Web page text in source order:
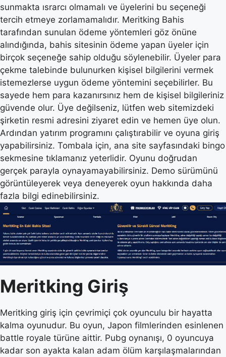
sunmakta ısrarcı olmamalı ve üyelerini bu seçeneği
tercih etmeye zorlamamalıdır. Meritking Bahis
tarafından sunulan ödeme yöntemleri göz önüne
alındığında, bahis sitesinin ödeme yapan üyeler için
birçok seçeneğe sahip olduğu söylenebilir. Üyeler para
çekme talebinde bulunurken kişisel bilgilerini vermek
istemezlerse uygun ödeme yöntemini seçebilirler. Bu
sayede hem para kazanırsınız hem de kişisel bilgileriniz
güvende olur. Üye değilseniz, lütfen web sitemizdeki
şirketin resmi adresini ziyaret edin ve hemen üye olun.
Ardından yatırım programını çalıştırabilir ve oyuna giriş
yapabilirsiniz. Tombala için, ana site sayfasındaki bingo
sekmesine tıklamanız yeterlidir. Oyunu doğrudan
gerçek parayla oynayamayabilirsiniz. Demo sürümünü
görüntüleyerek veya deneyerek oyun hakkında daha
fazla bilgi edinebilirsiniz.
Meritking Giriş
Meritking giriş için çevrimiçi çok oyunculu bir hayatta
kalma oyunudur. Bu oyun, Japon filmlerinden esinlenen
battle royale türüne aittir. Pubg oynanışı, 0 oyuncuya
kadar son ayakta kalan adam ölüm karşılaşmalarından